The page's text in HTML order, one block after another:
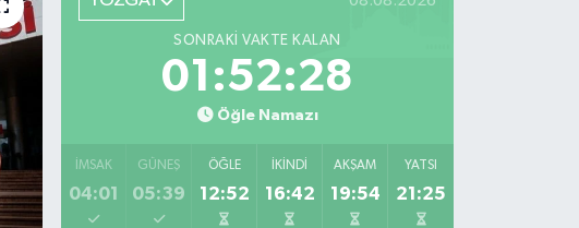
SONRAKI VAKTE KALAN
01:52:28
Öğle Namazı
İMSAK
04:01
GÜNEŞ
05:39
ÖĞLE
12:52
İKINDI
16:42
AKŞAM
19:54
YATSI
21:25